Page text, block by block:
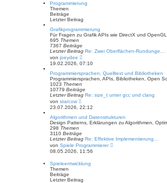
s
r
e
i
t
r
a
g
Programmierung
Themen
Beiträge
Letzter Beitrag
Grafikprogrammierung
Für Fragen zu Grafik APIs wie DirectX und
695 Themen
7367 Beiträge
Letzter Beitrag Re: Zwei Oberflächen-Rundunge…
von joeydee
e
u
e
s
e
r
B
e
i
t
r
19.02.2026, 07:10
Programmiersprachen, Quelltext und Bibliotheken
Programmiersprachen, APIs, Bibliotheken, Open
1023 Themen
10779 Beiträge
Letzter Beitrag Re: size_t unter gcc und clang
von starcow
e
u
e
s
e
r
B
e
i
r
23.07.2026, 22:12
Algorithmen und Datenstrukturen
Design Patterns, Erklärungen zu Algorithmen,
298 Themen
3110 Beiträge
Letzter Beitrag Re: Effektive Implementierung…
von Spiele Programmierer
08.05.2026, 11:56
Spieleentwicklung
Themen
Beiträge
Letzter Beitrag